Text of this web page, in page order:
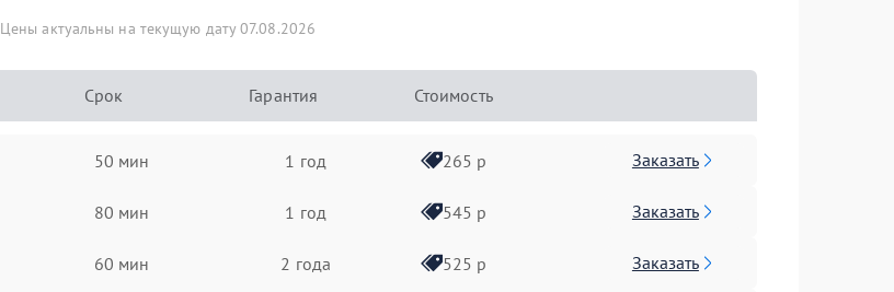
Цены актуальны на текущую дату 07.08.2026
Срок Гарантия Стоимость
50 мин 1 год 265 р Заказать
80 мин 1 год 545 р Заказать
60 мин 2 года 525 р Заказать